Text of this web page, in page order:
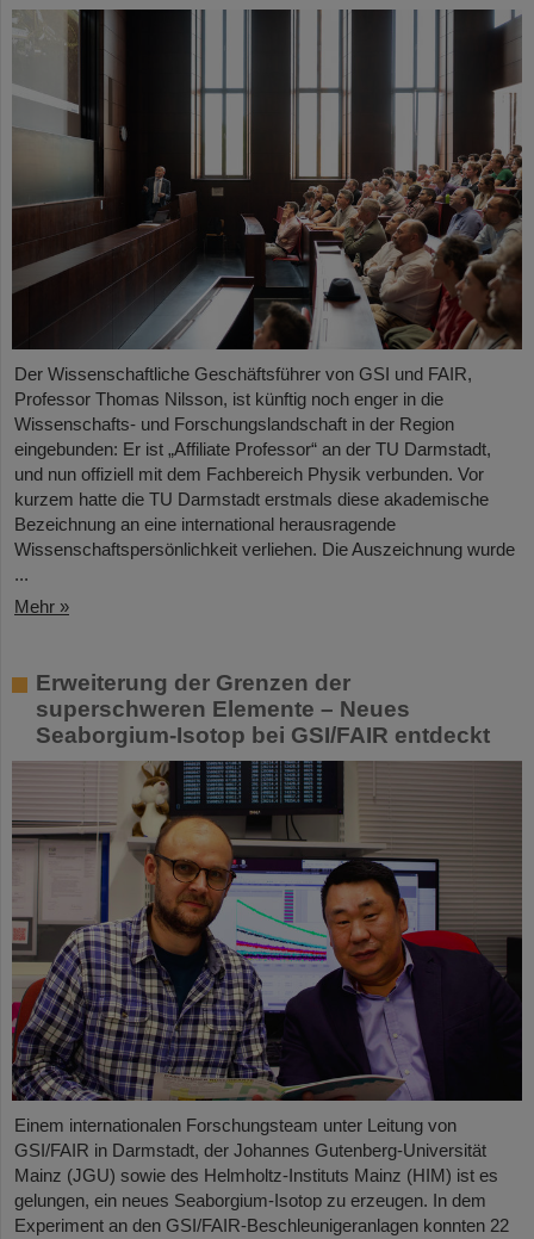
Der Wissenschaftliche Geschäftsführer von GSI und FAIR,
Professor Thomas Nilsson, ist künftig noch enger in die
Wissenschafts- und Forschungslandschaft in der Region
eingebunden: Er ist „Affiliate Professor“ an der TU Darmstadt,
und nun offiziell mit dem Fachbereich Physik verbunden. Vor
kurzem hatte die TU Darmstadt erstmals diese akademische
Bezeichnung an eine international herausragende
Wissenschaftspersönlichkeit verliehen. Die Auszeichnung wurde
...
Mehr »
Erweiterung der Grenzen der
superschweren Elemente – Neues
Seaborgium-Isotop bei GSI/FAIR entdeckt
Einem internationalen Forschungsteam unter Leitung von
GSI/FAIR in Darmstadt, der Johannes Gutenberg-Universität
Mainz (JGU) sowie des Helmholtz-Instituts Mainz (HIM) ist es
gelungen, ein neues Seaborgium-Isotop zu erzeugen. In dem
Experiment an den GSI/FAIR-Beschleunigeranlagen konnten 22